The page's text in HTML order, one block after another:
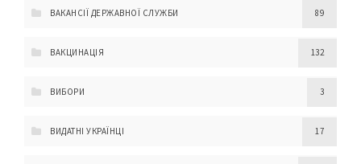
ВАКАНСІЇ ДЕРЖАВНОЇ СЛУЖБИ 89
ВАКЦИНАЦІЯ 132
ВИБОРИ 3
ВИДАТНІ УКРАЇНЦІ 17